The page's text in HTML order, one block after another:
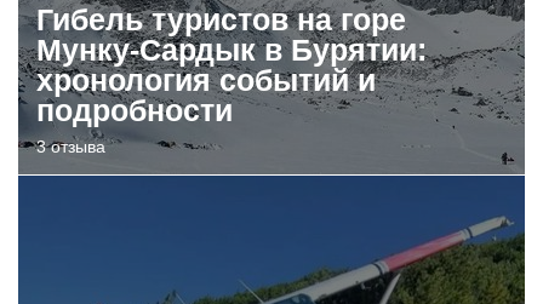
Гибель туристов на горе
Мунку-Сардык в Бурятии:
хронология событий и
подробности
3 отзыва